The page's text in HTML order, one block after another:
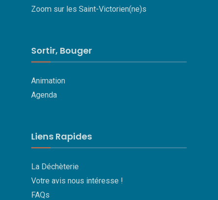
Zoom sur les Saint-Victorien(ne)s
Sortir, Bouger
Animation
Agenda
Liens Rapides
La Déchèterie
Votre avis nous intéresse !
FAQs